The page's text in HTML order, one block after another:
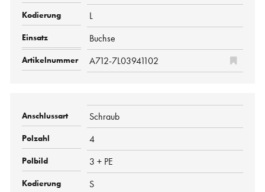
L
Buchse
A712-7L03941102
Schraub
4
3 + PE
S